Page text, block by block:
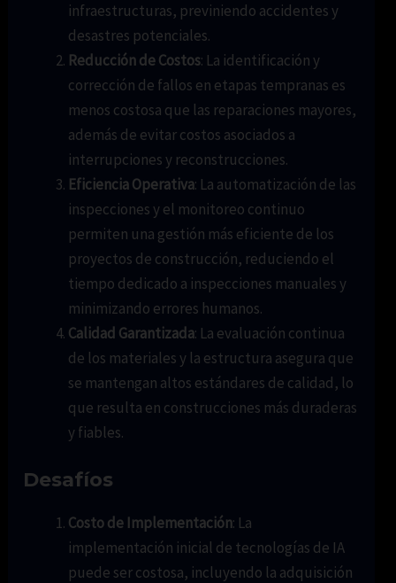
infraestructuras, previniendo accidentes y
desastres potenciales.
Reducción de Costos: La identificación y
corrección de fallos en etapas tempranas es
menos costosa que las reparaciones mayores,
además de evitar costos asociados a
interrupciones y reconstrucciones.
Eficiencia Operativa: La automatización de las
inspecciones y el monitoreo continuo
permiten una gestión más eficiente de los
proyectos de construcción, reduciendo el
tiempo dedicado a inspecciones manuales y
minimizando errores humanos.
Calidad Garantizada: La evaluación continua
de los materiales y la estructura asegura que
se mantengan altos estándares de calidad, lo
que resulta en construcciones más duraderas
y fiables.
Desafíos
Costo de Implementación: La
implementación inicial de tecnologías de IA
puede ser costosa, incluyendo la adquisición